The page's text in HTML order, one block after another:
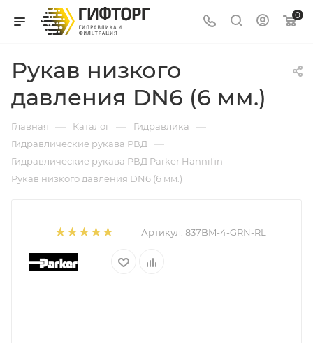
0
Рукав низкого
давления DN6 (6 мм.)
Главная — Каталог — Гидравлика —
Гидравлические рукава РВД —
Гидравлические рукава РВД Parker Hannifin —
Рукав низкого давления DN6 (6 мм.)
Артикул: 837BM-4-GRN-RL